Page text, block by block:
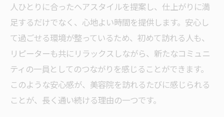
人ひとりに合ったヘアスタイルを提案し、仕上がりに満
足するだけでなく、心地よい時間を提供します。安心し
て過ごせる環境が整っているため、初めて訪れる人も、
リピーターも共にリラックスしながら、新たなコミュニ
ティの一員としてのつながりを感じることができます。
このような安心感が、美容院を訪れるたびに感じられる
ことが、長く通い続ける理由の一つです。